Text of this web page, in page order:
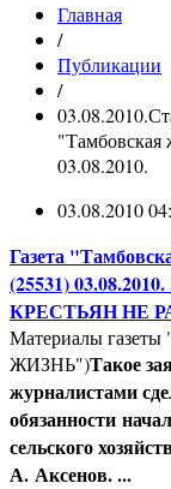
Главная
/
Публикации
/
03.08.2010.
03.08.2010
Газета
(25531)
КРЕСТЬЯН НЕ
Материалы газеты
ЖИЗНЬ")Такое
журналистами
обязанности
сельского
А. Аксенов. ...